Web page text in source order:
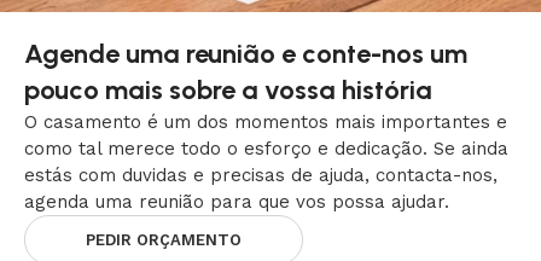
Agende uma reunião e conte-nos um
pouco mais sobre a vossa história
O casamento é um dos momentos mais importantes e
como tal merece todo o esforço e dedicação. Se ainda
estás com duvidas e precisas de ajuda, contacta-nos,
agenda uma reunião para que vos possa ajudar.
PEDIR ORÇAMENTO